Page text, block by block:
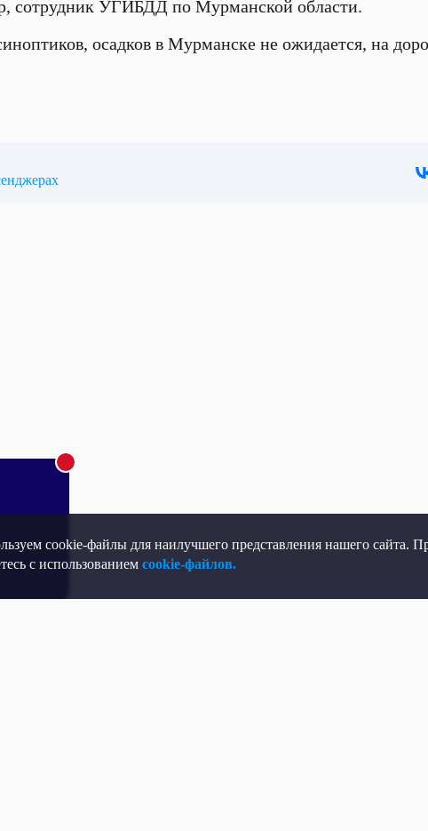
cookie-файлы для наилучшего представления нашего сайта.
с использованиемcookie-файлов.
сотрудник УГИБДД по Мурманской области.
осадков в Мурманске не ожидается, на